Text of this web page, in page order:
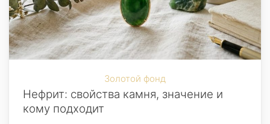
Золотой фонд
Нефрит: свойства камня, значение и
кому подходит